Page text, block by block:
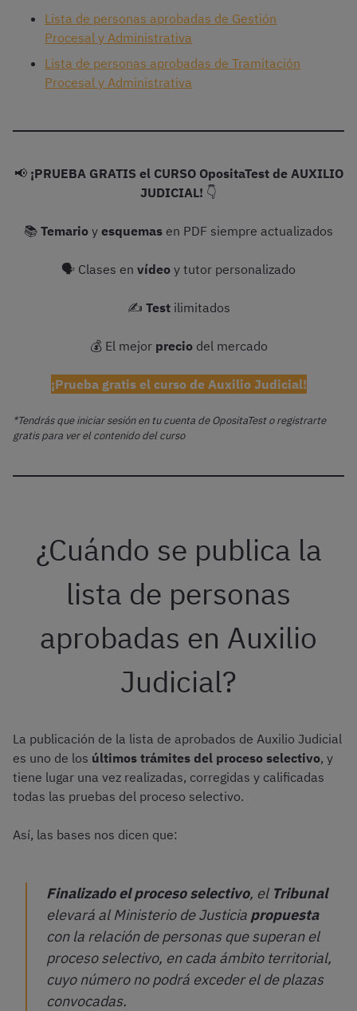
Lista de personas aprobadas de Gestión
Procesal y Administrativa
Lista de personas aprobadas de Tramitación
Procesal y Administrativa
📢 ¡PRUEBA GRATIS el CURSO OpositaTest de AUXILIO
JUDICIAL! 👇
📚 Temario y esquemas en PDF siempre actualizados
🗣 Clases en vídeo y tutor personalizado
✍️ Testilimitados
💰 El mejor preciodel mercado
¡Prueba gratis el curso de Auxilio Judicial!
*Tendrás que iniciar sesión en tu cuenta de OpositaTest o registrarte
gratis para ver el contenido del curso
¿Cuándo se publica la
lista de personas
aprobadas en Auxilio
Judicial?
La publicación de la lista de aprobados de Auxilio Judicial
es uno de los últimos trámites del proceso selectivo, y
tiene lugar una vez realizadas, corregidas y calificadas
todas las pruebas del proceso selectivo.
Así, las bases nos dicen que:
Finalizado el proceso selectivo, el Tribunal
elevará al Ministerio de Justicia propuesta
con la relación de personas que superan el
proceso selectivo, en cada ámbito territorial,
cuyo número no podrá exceder el de plazas
convocadas.